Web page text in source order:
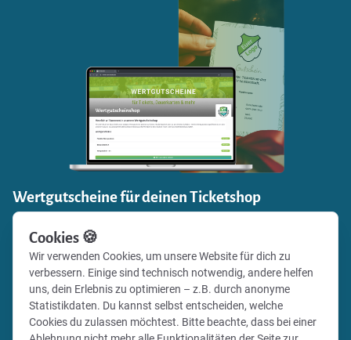
Wertgutscheine für deinen Ticketshop
Einnahmen generieren und zugleich Fanbindung stärken:
Verkaufe mit Vereinsticket Gutscheine für die Events
deines Vereins in deinem eigenen Online-Shop und gib
deinen Fans deines Vereins die Möglichkeit, besondere
Momente zu verschenken.
Cookies 🍪
Wir verwenden Cookies, um unsere Website für dich zu
verbessern. Einige sind technisch notwendig, andere helfen
uns, dein Erlebnis zu optimieren – z.B. durch anonyme
Statistikdaten. Du kannst selbst entscheiden, welche
Cookies du zulassen möchtest. Bitte beachte, dass bei einer